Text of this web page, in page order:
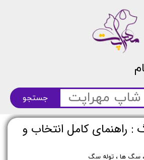
جستجو
راهنمای کامل انتخاب و
، سگ ها ، توله سگ